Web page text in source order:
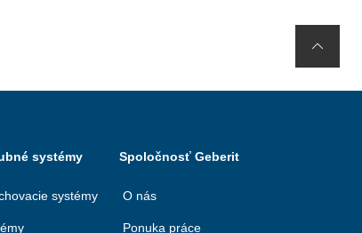
systémy
systémy
Spoločnosť Geberit
O nás
Ponuka práce